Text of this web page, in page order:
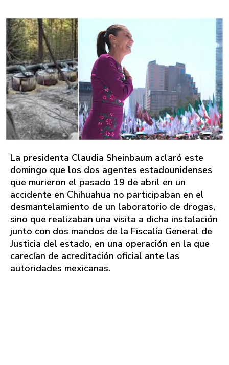
La presidenta Claudia Sheinbaum aclaró este
domingo que los dos agentes estadounidenses
que murieron el pasado 19 de abril en un
accidente en Chihuahua no participaban en el
desmantelamiento de un laboratorio de drogas,
sino que realizaban una visita a dicha instalación
junto con dos mandos de la Fiscalía General de
Justicia del estado, en una operación en la que
carecían de acreditación oficial ante las
autoridades mexicanas.